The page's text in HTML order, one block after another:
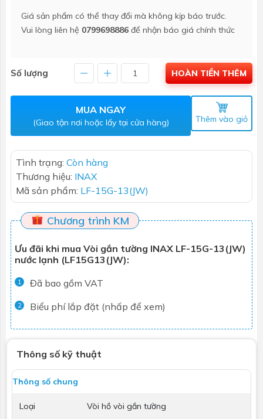
Giá sản phẩm có thể thay đổi mà không kịp báo trước.
Vui lòng liên hệ 0799698886 để nhận báo giá chính thức
Số lượng HOÀN TIỀN THÊM
MUA NGAY
(Giao tận nơi hoặc lấy tại cửa hàng) Thêm vào giỏ
Tình trạng: Còn hàng
Thương hiệu: INAX
Mã sản phẩm: LF-15G-13(JW)
Chương trình KM
Ưu đãi khi mua Vòi gắn tường INAX LF-15G-13(JW)
nước lạnh (LF15G13(JW):
1 Đã bao gồm VAT
2 Biểu phí lắp đặt (nhấp để xem)
Thông số kỹ thuật
Thông số chung
Loại Vòi hồ vòi gắn tường